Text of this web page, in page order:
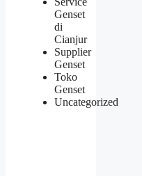
Genset
di
Cianjur
Supplier
Genset
Toko
Genset
Uncategorized